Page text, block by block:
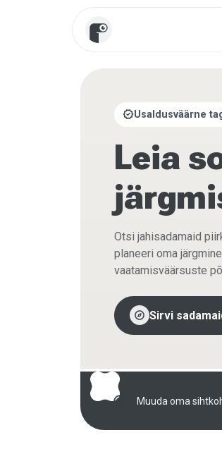
verifiedUsaldusväärne
Leia
Otsi jahisadamaid
planeeri oma
vaatamisväärsuste
explore Sirvi
radar Muuda oma